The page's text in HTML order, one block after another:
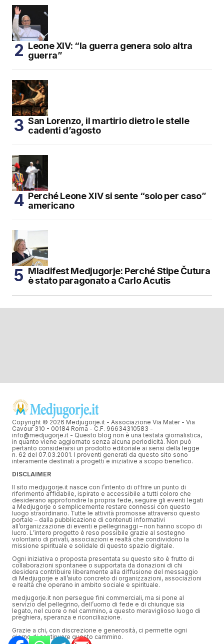
Leone XIV: “la guerra genera solo altra
guerra”
San Lorenzo, il martirio dietro le stelle
cadenti d’agosto
Perché Leone XIV si sente “solo per caso”
americano
Mladifest Medjugorje: Perché Stipe Čutura
è stato paragonato a Carlo Acutis
Copyright © 2026 Medjugorje.it - Associazione Via Mater - Via
Cavour 310 - 00184 Roma - C.F. 96634310583 -
info@medjugorje.it - Questo blog non è una testata giornalistica,
in quanto viene aggiornato senza alcuna periodicità. Non può
pertanto considerarsi un prodotto editoriale ai sensi della legge
n. 62 del 07.03.2001. I proventi generati da questo sito sono
interamente destinati a progetti e iniziative a scopo benefico.
DISCLAIMER
Il sito medjugorje.it nasce con l’intento di offrire un punto di
riferimento affidabile, ispirato e accessibile a tutti coloro che
desiderano approfondire la propria fede, seguire gli eventi legati
a Medjugorje o semplicemente restare connessi con questo
luogo straordinario. Tutte le attività promosse attraverso questo
portale – dalla pubblicazione di contenuti informativi
all’organizzazione di eventi e pellegrinaggi – non hanno scopo di
lucro. L’intero progetto è reso possibile grazie al sostegno
volontario di privati, associazioni e realtà che condividono la
missione spirituale e solidale di questo spazio digitale.
Ogni iniziativa o proposta presentata su questo sito è frutto di
collaborazioni spontanee o supportata da donazioni di chi
desidera contribuire liberamente alla diffusione del messaggio
di Medjugorje e all’aiuto concreto di organizzazioni, associazioni
e realtà che operano in ambito sociale e spirituale.
medjugorje.it non persegue fini commerciali, ma si pone al
servizio del pellegrino, dell’uomo di fede e di chiunque sia
legato, nel cuore o nel cammino, a questo meraviglioso luogo di
preghiera, speranza e riconciliazione.
Grazie a chi, con discrezione e generosità, ci permette ogni
giorno di continuare questo cammino.